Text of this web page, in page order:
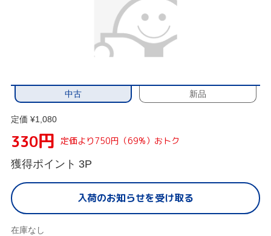
中古 新品
定価 ¥1,080
330円 定価より750円（69%）おトク
獲得ポイント 3P
入荷のお知らせを受け取る
在庫なし